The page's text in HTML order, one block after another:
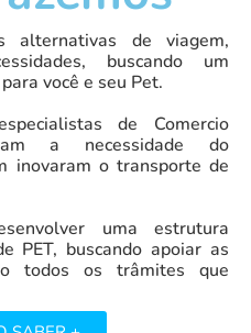
alternativas de viagem,
buscando um
você e seu Pet.
de Comercio
a necessidade do
inovaram o transporte de
uma estrutura
PET, buscando apoiar as
todos os trâmites que